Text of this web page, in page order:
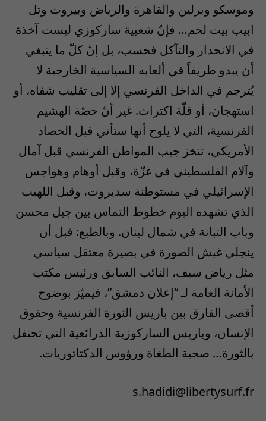
وموسكو وبرلين والقاهرة والرياض وبيروت وتل
ابيب بيت لحم… فإنّ شعبية ساركوزي ليست آخذة
في الانحدار والتآكل فحسب، بل إنّ كلّ ما ينبغي
أن يبدو طريفاً في ألعابه السياسية الخارجية لا
يُترجم في الداخل الفرنسي إلا إلى تقليب شفاه، أو
استهجان، أو قلّة اكتراث. غير أنّ حصّة الهشيم
الفرنسية، التي لا يلوح أنها ستأتي قبل الحصاد
الأمريكي، تنخز جيب المواطن الفرنسي قبل آمال
وآلام الفلسطيني في غزّة، وقبل أوهام وهواجس
الإسرائيلي في مستوطنة سديروت، وقبل اللهيب
الذي تشهده اليوم خطوط التماس بين جبل محسن
وباب التبانة في شمال لبنان. وبالطبع: قبل أن
ينجلي غبش الصورة في بصيرة معتقل سياسي
مثل رياض سيف، النائب السابق ورئيس مكتب
الأمانة العامة لـ “إعلان دمشق”، فيميّز بوضوح
أقصى الفارق بين باريس الثورة الفرنسية وحقوق
الإنسان، وباريس الساركوزية الذرائعية التي تحتفل
بالثورة… صحبة الطغاة ورؤوس الدكتاتوريات.
s.hadidi@libertysurf.fr